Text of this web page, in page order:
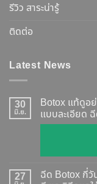
รีวิว สาระน่ารู้
ติดต่อ
Latest News
30
มิ.ย.
Botox แท้ดูอ
แบบละเอียด
27 ฉีด Botox กี่วั